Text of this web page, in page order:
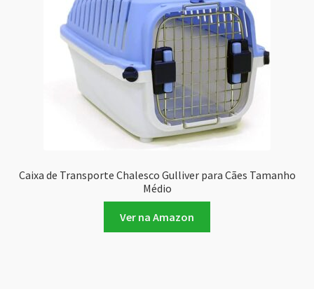
Caixa de Transporte Chalesco Gulliver para Cães Tamanho
Médio
Ver na Amazon